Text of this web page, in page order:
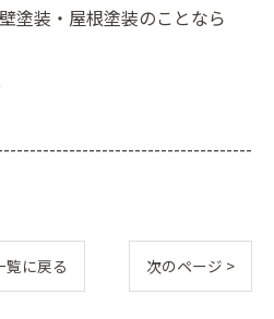
塗装・屋根塗装のことなら
覧に戻る 次のページ >